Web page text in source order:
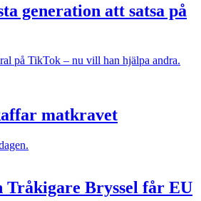
generation att satsa på
på TikTok – nu vill han hjälpa andra.
matkravet
Tråkigare Bryssel får EU